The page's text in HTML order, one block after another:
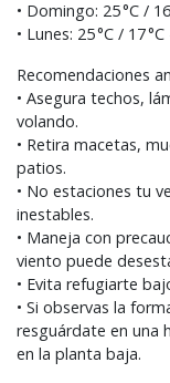
• Domingo: 25 °C /
• Lunes: 25 °C / 17
Recomendaciones
• Asegura techos,
volando.
• Retira macetas,
patios.
• No estaciones tu
inestables.
• Maneja con
viento puede
• Evita refugiarte
• Si observas la
resguárdate en una
en la planta baja.